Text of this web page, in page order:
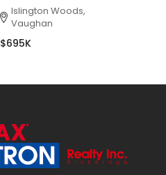
Islington Woods,
Vaughan
$695K